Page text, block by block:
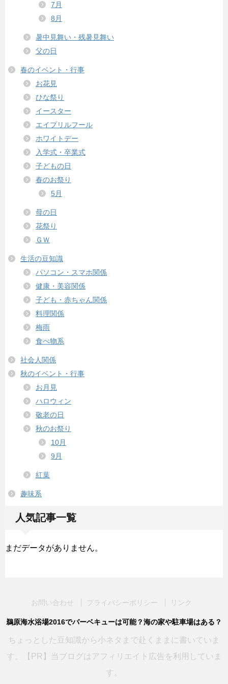
7月
8月
暑中見舞い・残暑見舞い
父の日
春のイベント・行事
お花見
ひな祭り
イースター
エイプリルフール
ホワイトデー
入学式・卒業式
子どもの日
春のお祭り
5月
母の日
花祭り
ＧＷ
生活の豆知識
パソコン・スマホ関係
健康・美容関係
子ども・赤ちゃん関係
料理関係
梅雨
食べ物系
社会人関係
秋のイベント・行事
お月見
ハロウィン
敬老の日
秋のお祭り
10月
9月
紅葉
趣味系
人気記事一覧
まだデータがありません。
お問い合わせ プライバシーポリシー リンク
鵜原海水浴場2016でバーベキューは可能？海の家や駐車場はある？
ちょっとした豆知識から小ネタまで赴くままに書いていま
す。【PR】当ブログはアフィリエイト広告を利用していま
す。